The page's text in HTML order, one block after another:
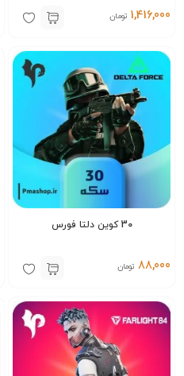
1,416,000 تومان
30 کوین دلتا فورس
88,000 تومان